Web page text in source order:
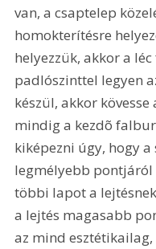
van, a csaptelep
homokterítésre
helyezzük, akkor a
padlószinttel legyen
készül, akkor
mindig a kezdõ
kiképezni úgy, hogy
legmélyebb pontjáról
többi lapot a
a lejtés magasabb
az mind